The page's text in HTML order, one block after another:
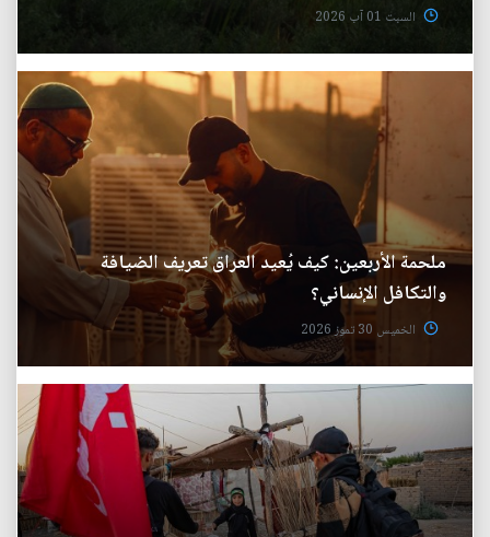
السبت 01 آب 2026
ملحمة الأربعين: كيف يُعيد العراق تعريف الضيافة
والتكافل الإنساني؟
الخميس 30 تموز 2026